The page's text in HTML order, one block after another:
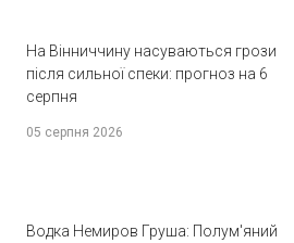
На Вінниччину насуваються грози
після сильної спеки: прогноз на 6
серпня
05 серпня 2026
Водка Немиров Груша: Полум'яний